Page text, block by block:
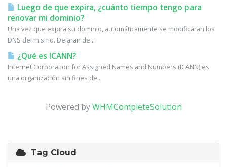
Luego de que expira, ¿cuánto tiempo tengo para
renovar mi dominio?
Una vez que expira su dominio, automáticamente se modificaran los
DNS del mismo. Dejaran de...
¿Qué es ICANN?
Internet Corporation for Assigned Names and Numbers (ICANN) es
una organización sin fines de...
Powered byWHMCompleteSolution
Tag Cloud